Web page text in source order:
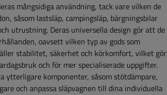
mångsidiga användning, tack vare vilken de
såsom lastsläp, campingsläp, bärgningsbilar
utrustning. Deras universella design gör att de
oavsett vilken typ av gods som
stabilitet, säkerhet och körkomfort, vilket gör
och för mer specialiserade uppgifter.
ytterligare komponenter, såsom stötdämpare,
och anpassa släpvagnen till dina individuella